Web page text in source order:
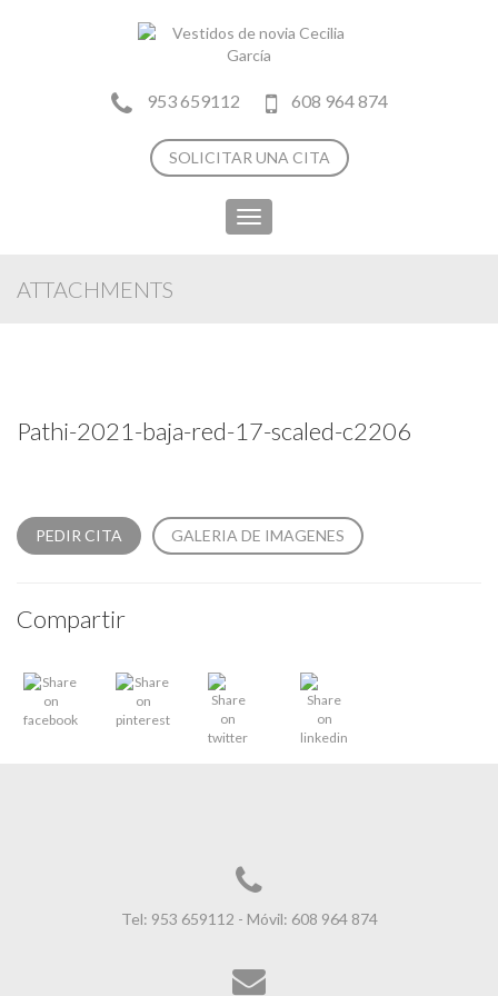
953 659112 608 964 874
SOLICITAR UNA CITA
Toggle
navigation
ATTACHMENTS
Pathi-2021-baja-red-17-scaled-c2206
PEDIR CITA GALERIA DE IMAGENES
Compartir
Tel: 953 659112 - Móvil: 608 964 874